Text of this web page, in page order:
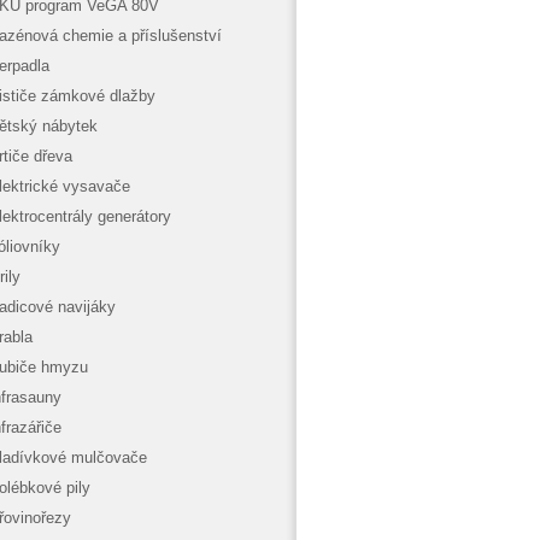
program VeGA 80V
chemie a příslušenství
zámkové dlažby
nábytek
dřeva
vysavače
generátory
navijáky
hmyzu
mulčovače
pily